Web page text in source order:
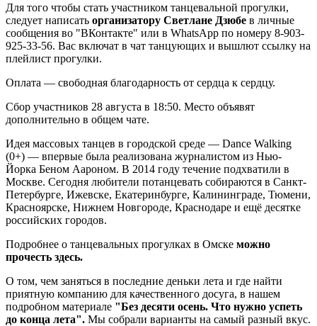
Для того чтобы стать участником танцевальной прогулки,
следует написать организатору Светлане Дзюбе в личные
сообщения во "ВКонтакте" или в WhatsApp по номеру 8-903-
925-33-56. Вас включат в чат танцующих и вышлют ссылку на
плейлист прогулки.
Оплата — свободная благодарность от сердца к сердцу.
Сбор участников 28 августа в 18:50. Место объявят
дополнительно в общем чате.
Идея массовых танцев в городской среде — Dance Walking
(0+) — впервые была реализована журналистом из Нью-
Йорка Беном Аароном. В 2014 году течение подхватили в
Москве. Сегодня любители потанцевать собираются в Санкт-
Петербурге, Ижевске, Екатеринбурге, Калининграде, Тюмени,
Красноярске, Нижнем Новгороде, Краснодаре и ещё десятке
российских городов.
Подробнее о танцевальных прогулках в Омске можно
прочесть здесь.
О том, чем заняться в последние деньки лета и где найти
приятную компанию для качественного досуга, в нашем
подробном материале "Без десяти осень. Что нужно успеть
до конца лета". Мы собрали варианты на самый разный вкус.